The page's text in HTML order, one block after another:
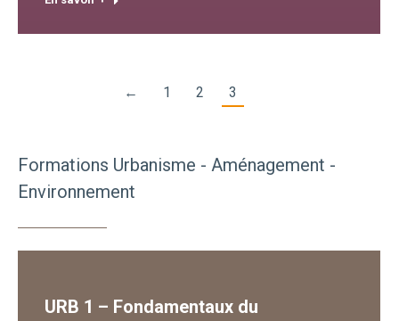
← 1 2 3
Formations Urbanisme - Aménagement -
Environnement
URB 1 – Fondamentaux du